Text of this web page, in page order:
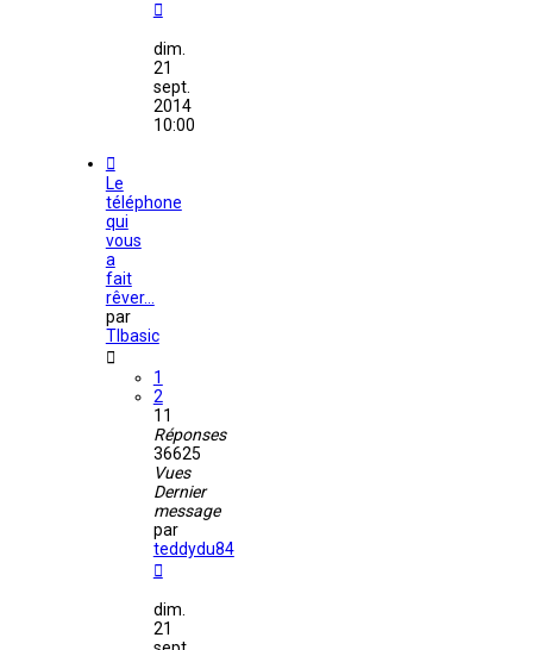
dim.
21
sept.
2014
10:00
Le
téléphone
qui
vous
a
fait
rêver...
par
TIbasic
1
2
11
Réponses
36625
Vues
Dernier
message
par
teddydu84
dim.
21